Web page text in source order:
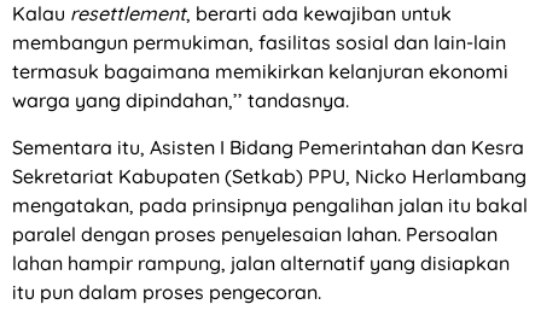
Kalau resettlement, berarti ada kewajiban untuk
membangun permukiman, fasilitas sosial dan lain-lain
termasuk bagaimana memikirkan kelanjuran ekonomi
warga yang dipindahan,’’ tandasnya.
Sementara itu, Asisten I Bidang Pemerintahan dan Kesra
Sekretariat Kabupaten (Setkab) PPU, Nicko Herlambang
mengatakan, pada prinsipnya pengalihan jalan itu bakal
paralel dengan proses penyelesaian lahan. Persoalan
lahan hampir rampung, jalan alternatif yang disiapkan
itu pun dalam proses pengecoran.